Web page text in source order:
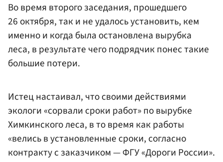
Во время второго заседания, прошедшего
26 октября, так и не удалось установить, кем
именно и когда была остановлена вырубка
леса, в результате чего подрядчик понес такие
большие потери.
Истец настаивал, что своими действиями
экологи «сорвали сроки работ» по вырубке
Химкинского леса, в то время как работы
«велись в установленные сроки, согласно
контракту с заказчиком — ФГУ «Дороги России».